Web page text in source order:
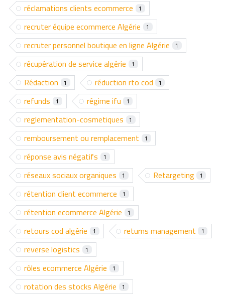
réclamations clients ecommerce 1
recruter équipe ecommerce Algérie 1
recruter personnel boutique en ligne Algérie 1
récupération de service algérie 1
Rédaction 1 réduction rto cod 1
refunds 1 régime ifu 1
reglementation-cosmetiques 1
remboursement ou remplacement 1
réponse avis négatifs 1
réseaux sociaux organiques 1 Retargeting 1
rétention client ecommerce 1
rétention ecommerce Algérie 1
retours cod algérie 1 returns management 1
reverse logistics 1
rôles ecommerce Algérie 1
rotation des stocks Algérie 1